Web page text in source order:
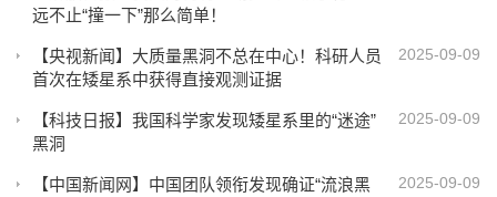
远不止“撞一下”那么简单！
2025-09-09
【央视新闻】大质量黑洞不总在中心！科研人员
首次在矮星系中获得直接观测证据
2025-09-09
【科技日报】我国科学家发现矮星系里的“迷途”
黑洞
2025-09-09
【中国新闻网】中国团队领衔发现确证“流浪黑